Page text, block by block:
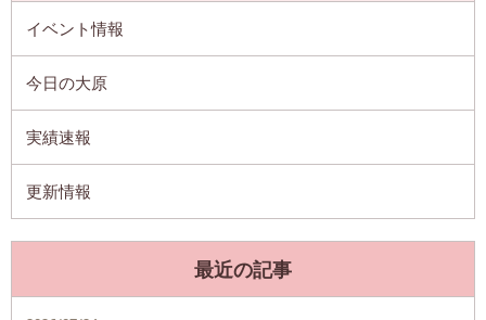
イベント情報
今日の大原
実績速報
更新情報
最近の記事